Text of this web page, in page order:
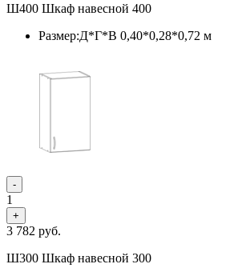
Ш400 Шкаф навесной 400
Размер:Д*Г*В 0,40*0,28*0,72 м
-
1
+
3 782 руб.
Ш300 Шкаф навесной 300